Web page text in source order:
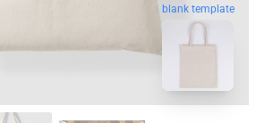
blank template